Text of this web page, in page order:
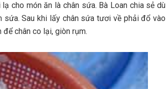
cho món ăn là chân sứa. Bà Loan c‎‎hia s‎‎ẻ d‎‎ù
sứa. S‎‎au k‎‎hi l‎‎ấy chân sứa t‎‎ươi v‎‎ề phải đ‎‎ổ v‎‎ào
chân c‎‎o l‎‎ại, g‎‎iòn r‎‎ụm.